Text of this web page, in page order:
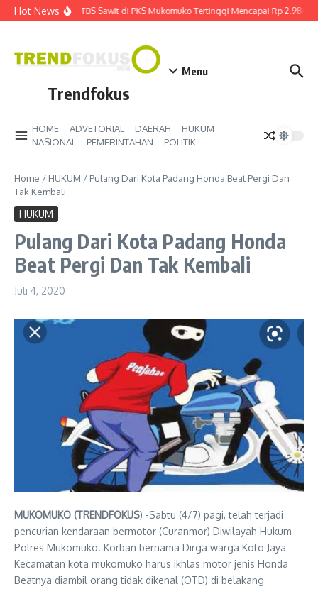
Lewati ke konten
Hot NewsHarga TBS Sawit di PKS Mukomuko Tertinggi Mencapai Rp 2.980 kg
Trendfokus
Menu
HOME ADVETORIAL DAERAH
HUKUM
NASIONAL
PEMERINTAHAN POLITIK
Home / HUKUM / Pulang Dari Kota Padang Honda Beat Pergi Dan
Tak Kembali
HUKUM
Pulang Dari Kota Padang Honda
Beat Pergi Dan Tak Kembali
Juli 4, 2020
MUKOMUKO (TRENDFOKUS) -Sabtu (4/7) pagi, telah terjadi
pencurian kendaraan bermotor (Curanmor) Diwilayah Hukum
Polres Mukomuko. Korban bernama Dirga warga Koto Jaya
Kecamatan kota mukomuko harus ikhlas motor jenis Honda
Beatnya diambil orang tidak dikenal (OTD) di belakang